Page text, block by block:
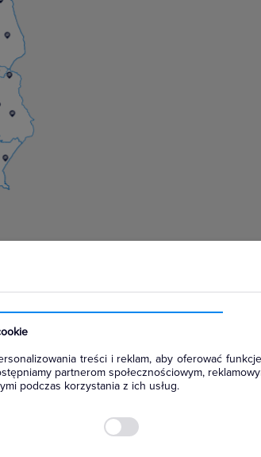
treści i reklam, aby oferować
partnerom społecznościowym,
podczas korzystania z ich usług.